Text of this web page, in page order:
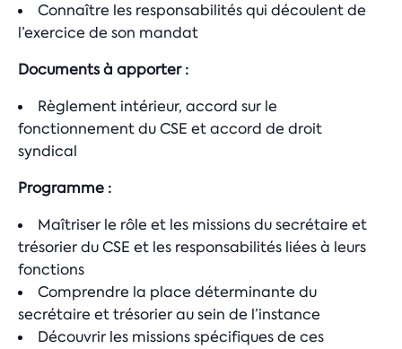
Connaître les responsabilités qui découlent de
l’exercice de son mandat
Documents à apporter :
Règlement intérieur, accord sur le
fonctionnement du CSE et accord de droit
syndical
Programme :
Maîtriser le rôle et les missions du secrétaire et
trésorier du CSE et les responsabilités liées à leurs
fonctions
Comprendre la place déterminante du
secrétaire et trésorier au sein de l’instance
Découvrir les missions spécifiques de ces